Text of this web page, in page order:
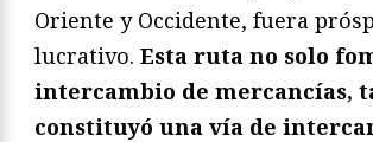
Oriente y Occidente, fuera
lucrativo. Esta ruta no solo
intercambio de mercancías,
constituyó una vía de